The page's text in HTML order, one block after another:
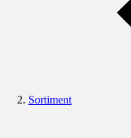
Sortiment